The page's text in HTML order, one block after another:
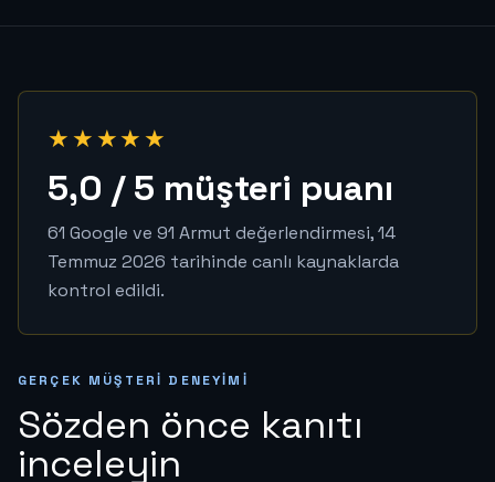
★★★★★
5,0 / 5 müşteri puanı
61 Google ve 91 Armut değerlendirmesi, 14
Temmuz 2026 tarihinde canlı kaynaklarda
kontrol edildi.
GERÇEK MÜŞTERI DENEYIMI
Sözden önce kanıtı
inceleyin